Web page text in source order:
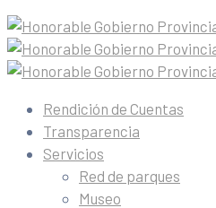
Rendición de Cuentas
Transparencia
Servicios
Red de parques
Museo